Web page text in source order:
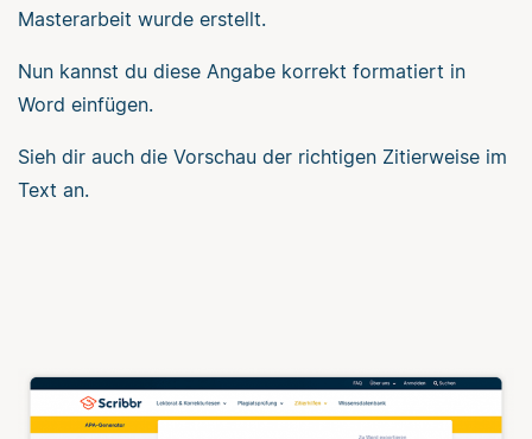
Masterarbeit wurde erstellt.
Nun kannst du diese Angabe korrekt formatiert in
Word einfügen.
Sieh dir auch die Vorschau der richtigen Zitierweise im
Text an.